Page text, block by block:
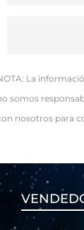
La
somos
nosotros para